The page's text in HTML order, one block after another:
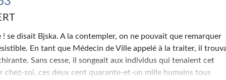
hurlant notre terreur comme la filleule hurlant à mon oreille à
de montagnes russes, nous prêterions plus d’attention à ce
se disait Bjska. A la contempler, on ne pouvait que remarquer
En tant que Médecin de Ville appelé à la traiter, il
Sans cesse, il songeait aux individus qui tenaient cet
chez-soi, ces deux cent quarante-et-un mille humains tous